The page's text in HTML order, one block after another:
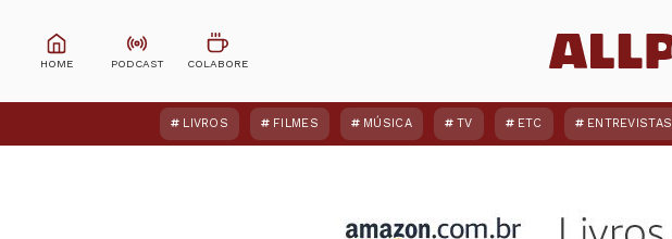
LIVROS FILMES MÚSICA TV ETC ENTREVISTAS